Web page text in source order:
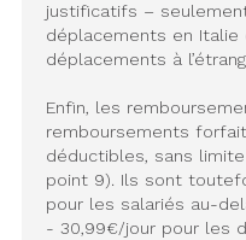
justificatifs –
déplacements en Italie
déplacements à
Enfin, les
remboursements
déductibles, sans limite
point 9). Ils sont
pour les salariés au-
- 30,99€/jour pour les